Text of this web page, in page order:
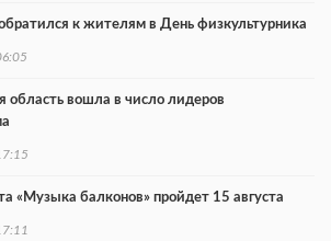
к жителям в День физкультурника
область вошла в число лидеров
«Музыка балконов» пройдет 15 августа